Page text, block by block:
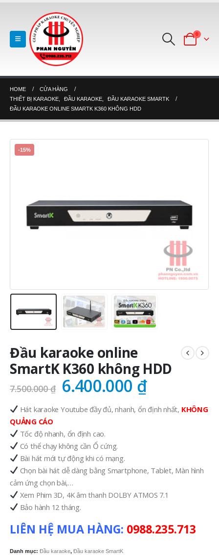
0
HOME
CỬA HÀNG
THIẾT BỊ KARAOKE
ĐẦU KARAOKE
ĐẦU KARAOKE SMARTK
ĐẦU KARAOKE ONLINE SMARTK K360 KHÔNG HDD
-15%
Đầu karaoke online
SmartK K360 không HDD
7.500.000₫ Giá
gốc
là:
7.500.000 ₫.
6.400.000 ₫Giá
hiện
tại
Hát karaoke Youtube đầy đủ, nhanh, ổn định nhất, KHÔNG
QUẢNG CÁO
Tốc độ nhanh, ổn định cao.
Có thể chạy không cần Ổ cứng.
Bài hát mới tự động khi có mạng.
Chọn bài hát dễ dàng bằng Smartphone, Tablet, Màn hình
cảm ứng chọn bài,…
Xem Phim 3D, 4K âm thanh DOLBY ATMOS 7.1
Bảo hành 12 tháng.
LIÊN HỆ MUA HÀNG: 0988.235.713
Danh mục: Đầu karaoke, Đầu karaoke SmartK